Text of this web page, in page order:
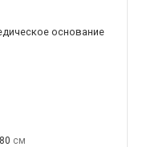
основание